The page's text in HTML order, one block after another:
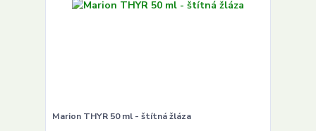
Marion THYR 50 ml - štítná žláza